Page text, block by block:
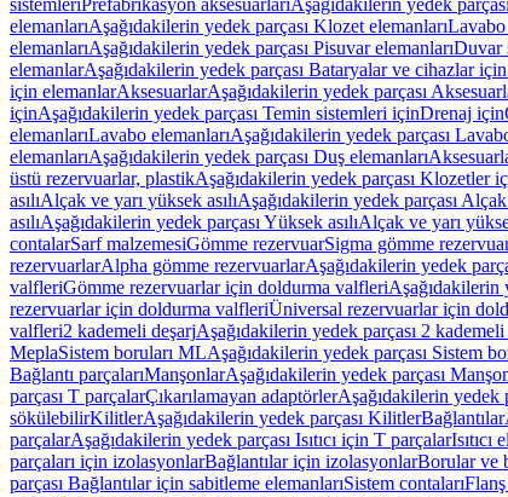
sistemleriPrefabrikasyon aksesuarlarıAşağıdakilerin yedek
elemanlarıAşağıdakilerin yedek parçası Klozet elemanlarıLavabo
elemanlarıAşağıdakilerin yedek parçası Pisuvar elemanlarıDuvar
elemanlarAşağıdakilerin yedek parçası Bataryalar ve cihazlar
için elemanlarAksesuarlarAşağıdakilerin yedek parçası
içinAşağıdakilerin yedek parçası Temin sistemleri içinDrenaj için
elemanlarıLavabo elemanlarıAşağıdakilerin yedek parçası
elemanlarıAşağıdakilerin yedek parçası Duş elemanları
üstü rezervuarlar, plastikAşağıdakilerin yedek parçası Klozetler
asılıAlçak ve yarı yüksek asılıAşağıdakilerin yedek parçası Alçak
asılıAşağıdakilerin yedek parçası Yüksek asılıAlçak ve yarı
contalarSarf malzemesiGömme rezervuarSigma gömme
rezervuarlarAlpha gömme rezervuarlarAşağıdakilerin yedek
valfleriGömme rezervuarlar için doldurma valfleriAşağıdakilerin
rezervuarlar için doldurma valfleriÜniversal rezervuarlar için
valfleri2 kademeli deşarjAşağıdakilerin yedek parçası 2 kademeli
MeplaSistem boruları MLAşağıdakilerin yedek parçası Sistem
Bağlantı parçalarıManşonlarAşağıdakilerin yedek parçası
parçası T parçalarÇıkarılamayan adaptörlerAşağıdakilerin yedek
sökülebilirKilitlerAşağıdakilerin yedek parçası KilitlerBağlantılar
parçalarAşağıdakilerin yedek parçası Isıtıcı için T parçalarIsıtıcı
parçaları için izolasyonlarBağlantılar için izolasyonlarBorular ve
parçası Bağlantılar için sabitleme elemanlarıSistem contalarıFlanş